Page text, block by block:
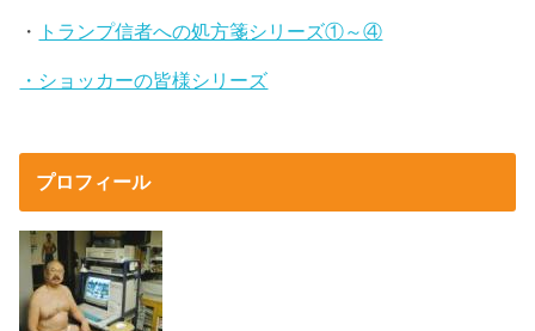
・ トランプ信者への処方箋シリーズ①～④
・ショッカーの皆様シリーズ
プロフィール